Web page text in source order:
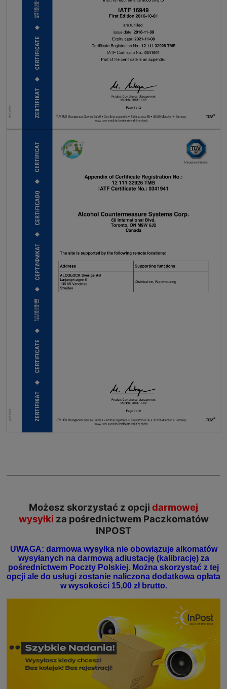
Możesz skorzystać z opcji darmowej
wysyłki za pośrednictwem Paczkomatów
INPOST
UWAGA: darmowa wysyłka nie obowiązuje alkomatów
wysyłanych na darmową adiustację (kalibrację) za
pośrednictwem Poczty Polskiej. Można skorzystać z tej
opcji ale do usługi zostanie naliczona dodatkowa opłata
w wysokości 15,00 zł brutto.